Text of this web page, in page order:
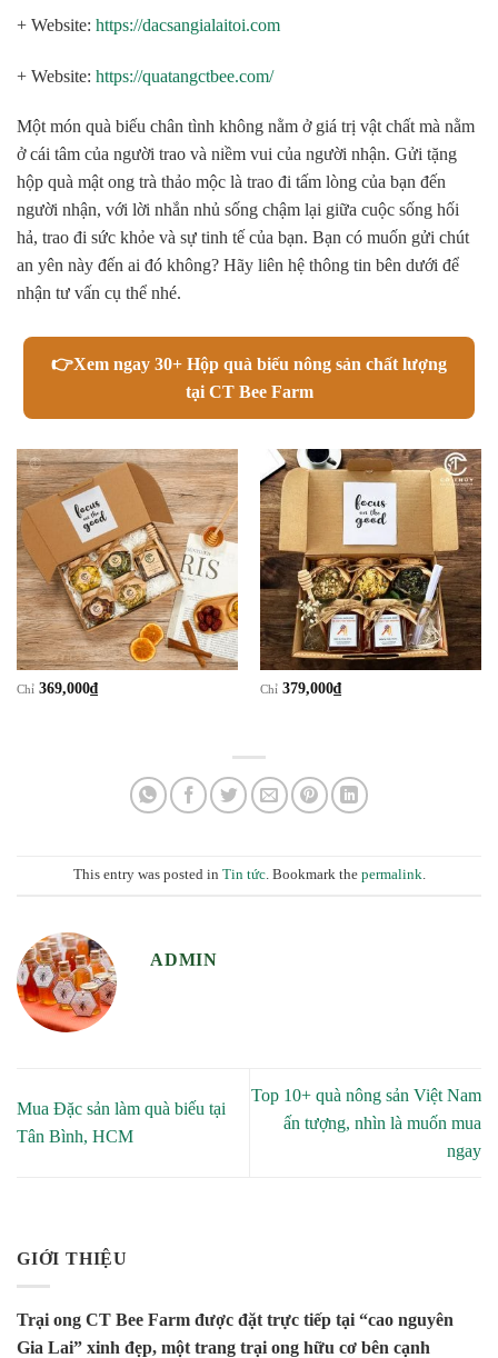
+ Website: https://dacsangialaitoi.com
+ Website: https://quatangctbee.com/
Một món quà biếu chân tình không nằm ở giá trị vật chất mà nằm
ở cái tâm của người trao và niềm vui của người nhận. Gửi tặng
hộp quà mật ong trà thảo mộc là trao đi tấm lòng của bạn đến
người nhận, với lời nhắn nhủ sống chậm lại giữa cuộc sống hối
hả, trao đi sức khỏe và sự tinh tế của bạn. Bạn có muốn gửi chút
an yên này đến ai đó không? Hãy liên hệ thông tin bên dưới để
nhận tư vấn cụ thể nhé.
👉Xem ngay 30+ Hộp quà biếu nông sản chất lượng
tại CT Bee Farm
Chỉ 369,000₫ Chỉ 379,000₫
This entry was posted in Tin tức. Bookmark the permalink.
ADMIN
Mua Đặc sản làm quà biếu tại
Tân Bình, HCM
Top 10+ quà nông sản Việt Nam
ấn tượng, nhìn là muốn mua
ngay
GIỚI THIỆU
Trại ong CT Bee Farm được đặt trực tiếp tại “cao nguyên
Gia Lai” xinh đẹp, một trang trại ong hữu cơ bên cạnh